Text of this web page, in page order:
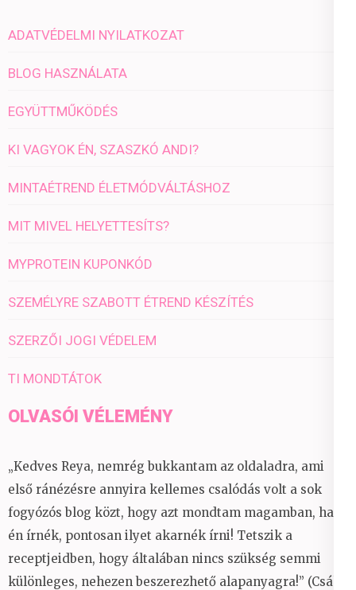
ADATVÉDELMI NYILATKOZAT
BLOG HASZNÁLATA
EGYÜTTMŰKÖDÉS
KI VAGYOK ÉN, SZASZKÓ ANDI?
MINTAÉTREND ÉLETMÓDVÁLTÁSHOZ
MIT MIVEL HELYETTESÍTS?
MYPROTEIN KUPONKÓD
SZEMÉLYRE SZABOTT ÉTREND KÉSZÍTÉS
SZERZŐI JOGI VÉDELEM
TI MONDTÁTOK
OLVASÓI VÉLEMÉNY
„Kedves Reya, nemrég bukkantam az oldaladra, ami
első ránézésre annyira kellemes csalódás volt a sok
fogyózós blog közt, hogy azt mondtam magamban, ha
én írnék, pontosan ilyet akarnék írni! Tetszik a
receptjeidben, hogy általában nincs szükség semmi
különleges, nehezen beszerezhető alapanyagra!” (Csáky